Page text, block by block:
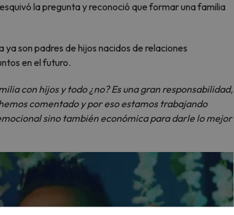
la pregunta y reconoció que formar una familia
son padres de hijos nacidos de relaciones
en el futuro.
con hijos y todo ¿no? Es una gran responsabilidad,
comentado y por eso estamos trabajando
sino también económica para darle lo mejor